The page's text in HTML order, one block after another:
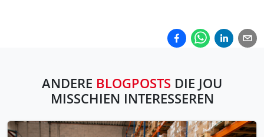
ANDERE BLOGPOSTS DIE JOU
MISSCHIEN INTERESSEREN